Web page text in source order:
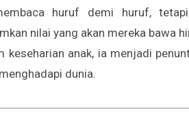
huruf demi huruf, tetapi
nilai yang akan mereka bawa
keseharian anak, ia menjadi
dunia.